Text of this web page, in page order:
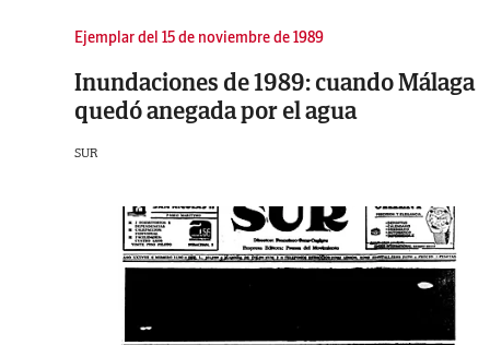
Ejemplar del 15 de noviembre de 1989
Inundaciones de 1989: cuando Málaga
quedó anegada por el agua
SUR